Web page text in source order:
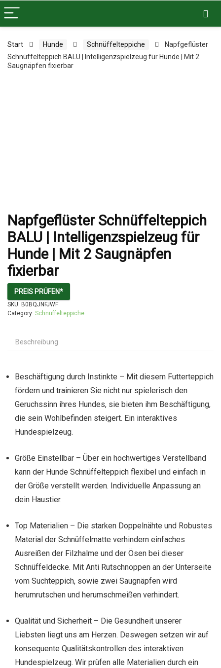
Start Hunde Schnüffelteppiche
Napfgeflüster
Schnüffelteppich BALU | Intelligenzspielzeug für Hunde | Mit 2
Saugnäpfen fixierbar
Napfgeflüster Schnüffelteppich
BALU | Intelligenzspielzeug für
Hunde | Mit 2 Saugnäpfen
fixierbar
PREIS PRÜFEN*
SKU: B0BQJNFJWF
Category: Schnüffelteppiche
Beschreibung
Beschäftigung durch Instinkte – Mit diesem Futterteppich
fördern und trainieren Sie nicht nur spielerisch den
Geruchssinn ihres Hundes, sie bieten ihm Beschäftigung,
die sein Wohlbefinden steigert. Ein interaktives
Hundespielzeug.
Größe Einstellbar – Über ein hochwertiges Verstellband
kann der Hunde Schnüffelteppich flexibel und einfach in
der Größe verstellt werden. Individuelle Anpassung an
dein Haustier.
Top Materialien – Die starken Doppelnähte und Robustes
Material der Schnüffelmatte verhindern einfaches
Ausreißen der Filzhalme und der Ösen bei dieser
Schnüffeldecke. Mit Anti Rutschnoppen an der Unterseite
vom Suchteppich, sowie zwei Saugnäpfen wird
herumrutschen und herumschmeißen verhindert.
Qualität und Sicherheit – Die Gesundheit unserer
Liebsten liegt uns am Herzen. Deswegen setzen wir auf
konsequente Qualitätskontrollen des interaktiven
Hundespielzeug. Wir prüfen alle Materialien durch ein